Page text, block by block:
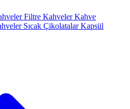
Filtre KahvelerKahve
Sıcak ÇikolatalarKapsül